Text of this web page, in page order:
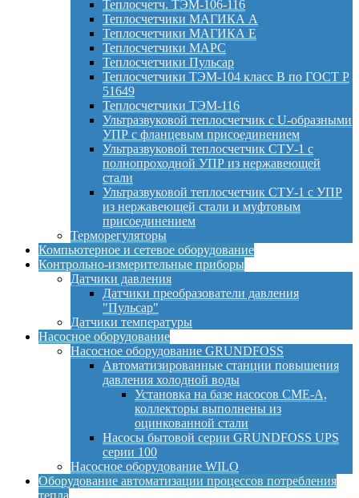
Теплосчетч. ТЭМ-106-116
Теплосчетчики МАГИКА А
Теплосчетчики МАГИКА Е
Теплосчетчики МАРС
Теплосчетчики Пульсар
Теплосчетчики ТЭМ-104 класс B по ГОСТ Р
51649
Теплосчетчики ТЭМ-116
Ультразвуковой теплосчетчик с U-образными
УПР с фланцевым присоединением
Ультразвуковой теплосчетчик СТУ-1 с
полнопроходной УПР из нержавеющей
стали
Ультразвуковой теплосчетчик СТУ-1 с УПР
из нержавеющей стали и муфтовым
присоединением
Терморегуляторы
Компьютерное и сетевое оборудование
Контрольно-измерительные приборы
Датчики давления
Датчики преобразователи давления
"Пульсар"
Датчики температуры
Насосное оборудование
Насосное оборудование GRUNDFOSS
Автоматизированные станции повышения
давления холодной воды
Установка на базе насосов CME-A,
коллекторы выполнены из
оцинкованной стали
Насосы бытовой серии GRUNDFOSS UPS
серии 100
Насосное оборудование WILO
Оборудование автоматизации процессов потребления
тепла